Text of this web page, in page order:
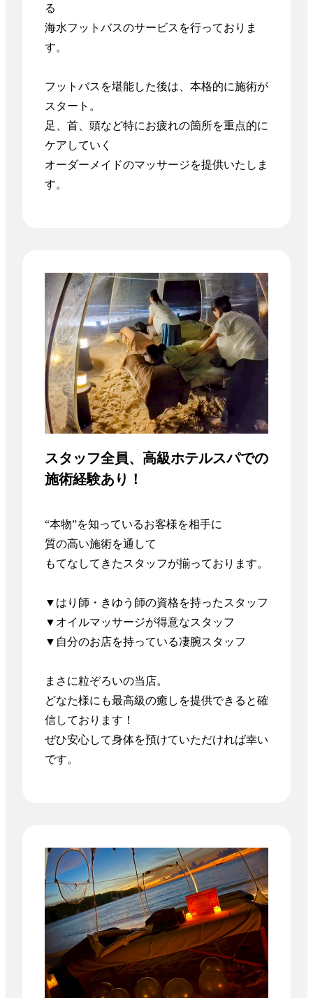
る
海水フットバスのサービスを行っておりま
す。
フットバスを堪能した後は、本格的に施術が
スタート。
足、首、頭など特にお疲れの箇所を重点的に
ケアしていく
オーダーメイドのマッサージを提供いたしま
す。
スタッフ全員、高級ホテルスパでの
施術経験あり！
“本物”を知っているお客様を相手に
質の高い施術を通して
もてなしてきたスタッフが揃っております。
▼はり師・きゆう師の資格を持ったスタッフ
▼オイルマッサージが得意なスタッフ
▼自分のお店を持っている凄腕スタッフ
まさに粒ぞろいの当店。
どなた様にも最高級の癒しを提供できると確
信しております！
ぜひ安心して身体を預けていただければ幸い
です。